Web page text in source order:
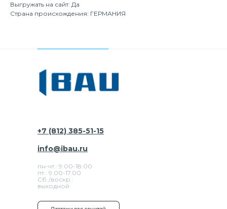
Выгружать на сайт: Да
Страна происхождения: ГЕРМАНИЯ
+7 (812) 385-51-15
пн-чт.: 9:00-18:00
пт.: 9.00-17.00
Сб./воскр.:
выходной
info@ibau.ru